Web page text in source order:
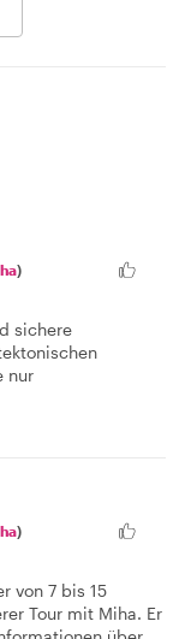
)
sichere
nur
)
von 7 bis 15
Tour mit Miha. Er